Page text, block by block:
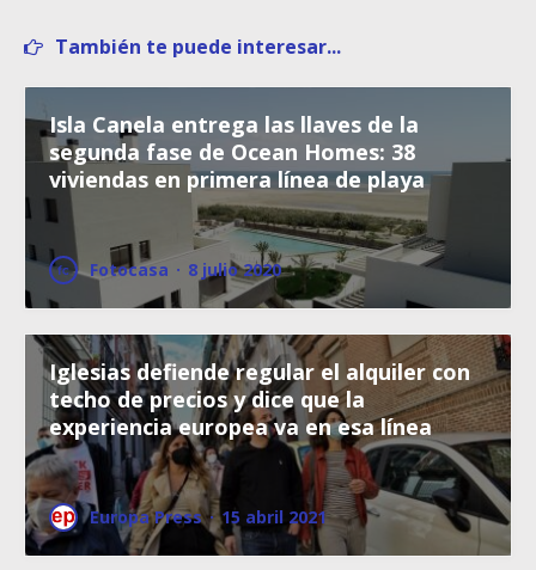
También te puede interesar...
Isla Canela entrega las llaves de la
segunda fase de Ocean Homes: 38
viviendas en primera línea de playa
Fotocasa · 8 julio 2020
Iglesias defiende regular el alquiler con
techo de precios y dice que la
experiencia europea va en esa línea
Europa Press · 15 abril 2021